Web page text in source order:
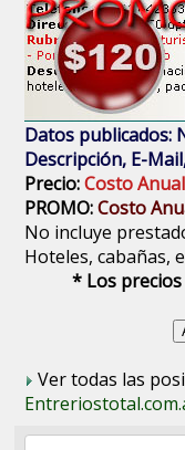
Datos publicados:
Descripción, E-
Precio:Costo
PROMO:Costo
No incluye
Hoteles, cabañas,
* Los
Ver todas las